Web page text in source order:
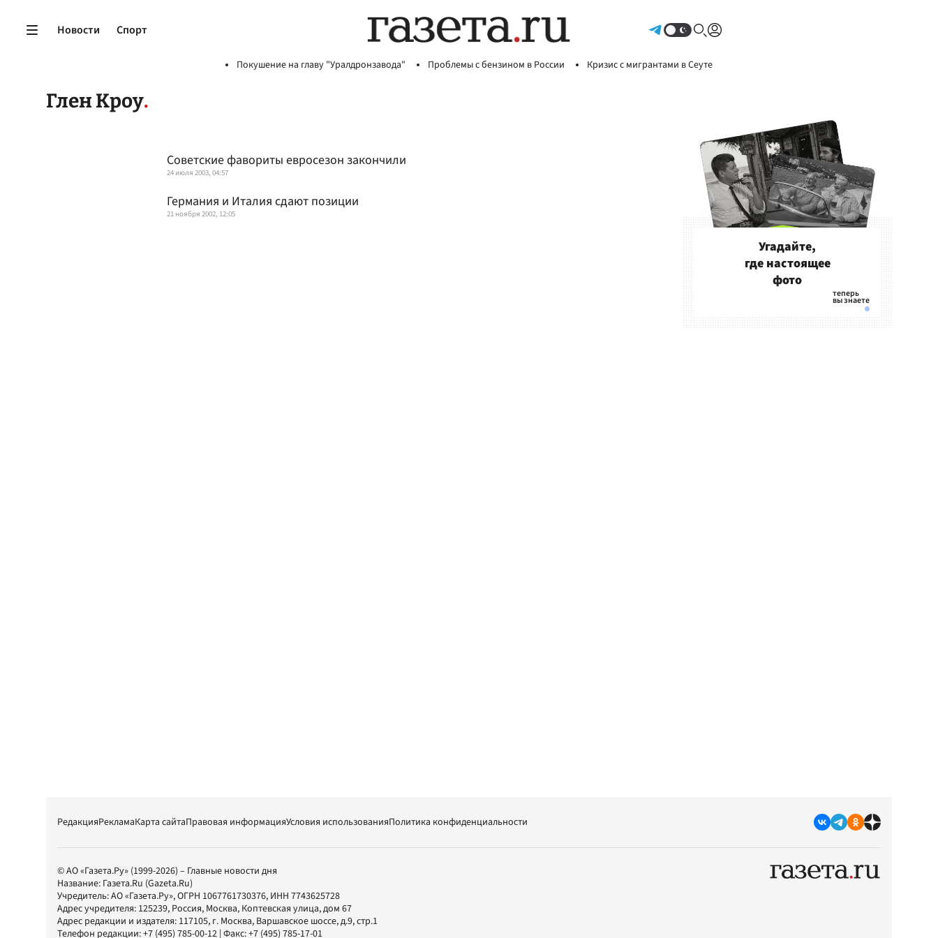
Новости Спорт
Покушение на главу "Уралдронзавода" Проблемы с бензином в России Кризис с мигрантами в Сеуте
Глен Кроу
Советские фавориты евросезон закончили
24 июля 2003, 04:57
Германия и Италия сдают позиции
21 ноября 2002, 12:05
Угадайте,
где настоящее
фото
РедакцияРекламаКарта сайтаПравовая информацияУсловия использованияПолитика конфиденциальности
© АО «Газета.Ру» (1999-2026) – Главные новости дня
Название: Газета.Ru (Gazeta.Ru)
Учредитель:АО «Газета.Ру», ОГРН 1067761730376, ИНН 7743625728
Адрес учредителя: 125239, Россия, Москва, Коптевская улица, дом 67
Адрес редакции и издателя: 117105, г. Москва, Варшавское шоссе, д.9, стр.1
Телефон редакции:+7 (495) 785-00-12 | Факс:+7 (495) 785-17-01